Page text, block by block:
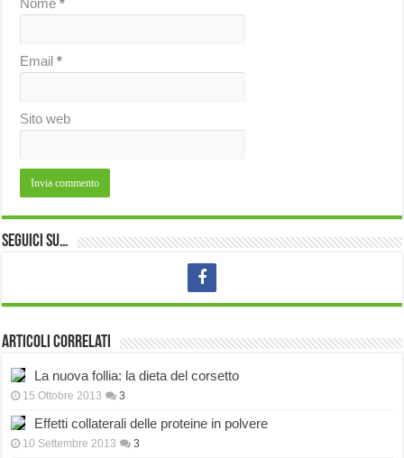
Nome*
Email*
Sito web
Seguici su…
Articoli correlati
La nuova follia: la dieta del corsetto
15 Ottobre 2013 3
Effetti collaterali delle proteine in polvere
10 Settembre 2013 3